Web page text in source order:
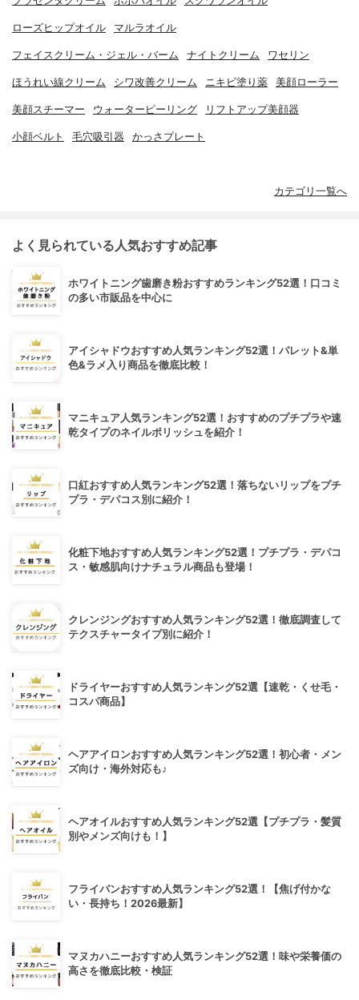
ローズヒップオイル マルラオイル
フェイスクリーム・ジェル・バーム ナイトクリーム ワセリン
ほうれい線クリーム シワ改善クリーム ニキビ塗り薬 美顔ローラー
美顔スチーマー ウォーターピーリング リフトアップ美顔器
小顔ベルト 毛穴吸引器 かっさプレート
カテゴリ一覧へ
よく見られている人気おすすめ記事
ホワイトニング歯磨き粉おすすめランキング52選！口コミ
の多い市販品を中心に
アイシャドウおすすめ人気ランキング52選！パレット&単
色&ラメ入り商品を徹底比較！
マニキュア人気ランキング52選！おすすめのプチプラや速
乾タイプのネイルポリッシュを紹介！
口紅おすすめ人気ランキング52選！落ちないリップをプチ
プラ・デパコス別に紹介！
化粧下地おすすめ人気ランキング52選！プチプラ・デパコ
ス・敏感肌向けナチュラル商品も登場！
クレンジングおすすめ人気ランキング52選！徹底調査して
テクスチャータイプ別に紹介！
ドライヤーおすすめ人気ランキング52選【速乾・くせ毛・
コスパ商品】
ヘアアイロンおすすめ人気ランキング52選！初心者・メン
ズ向け・海外対応も♪
ヘアオイルおすすめ人気ランキング52選【プチプラ・髪質
別やメンズ向けも！】
フライパンおすすめ人気ランキング52選！【焦げ付かな
い・長持ち！2026最新】
マヌカハニーおすすめ人気ランキング52選！味や栄養価の
高さを徹底比較・検証